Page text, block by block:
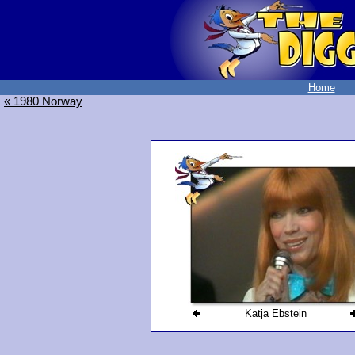
Home
« 1980 Norway
Katja Ebstein